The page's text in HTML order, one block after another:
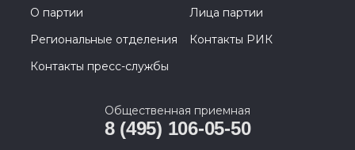
О партии
Лица партии
Региональные отделения
Контакты РИК
Контакты пресс-службы
Общественная приемная
8 (495) 106-05-50